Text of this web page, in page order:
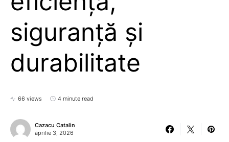
siguranță și
durabilitate
66 views 4 minute read
Cazacu Catalin
aprilie 3, 2026